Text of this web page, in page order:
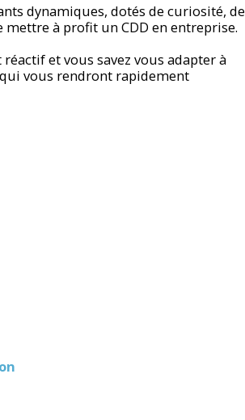
dynamiques, dotés de curiosité, de
mettre à profit un CDD en entreprise.
et vous savez vous adapter à
vous rendront rapidement